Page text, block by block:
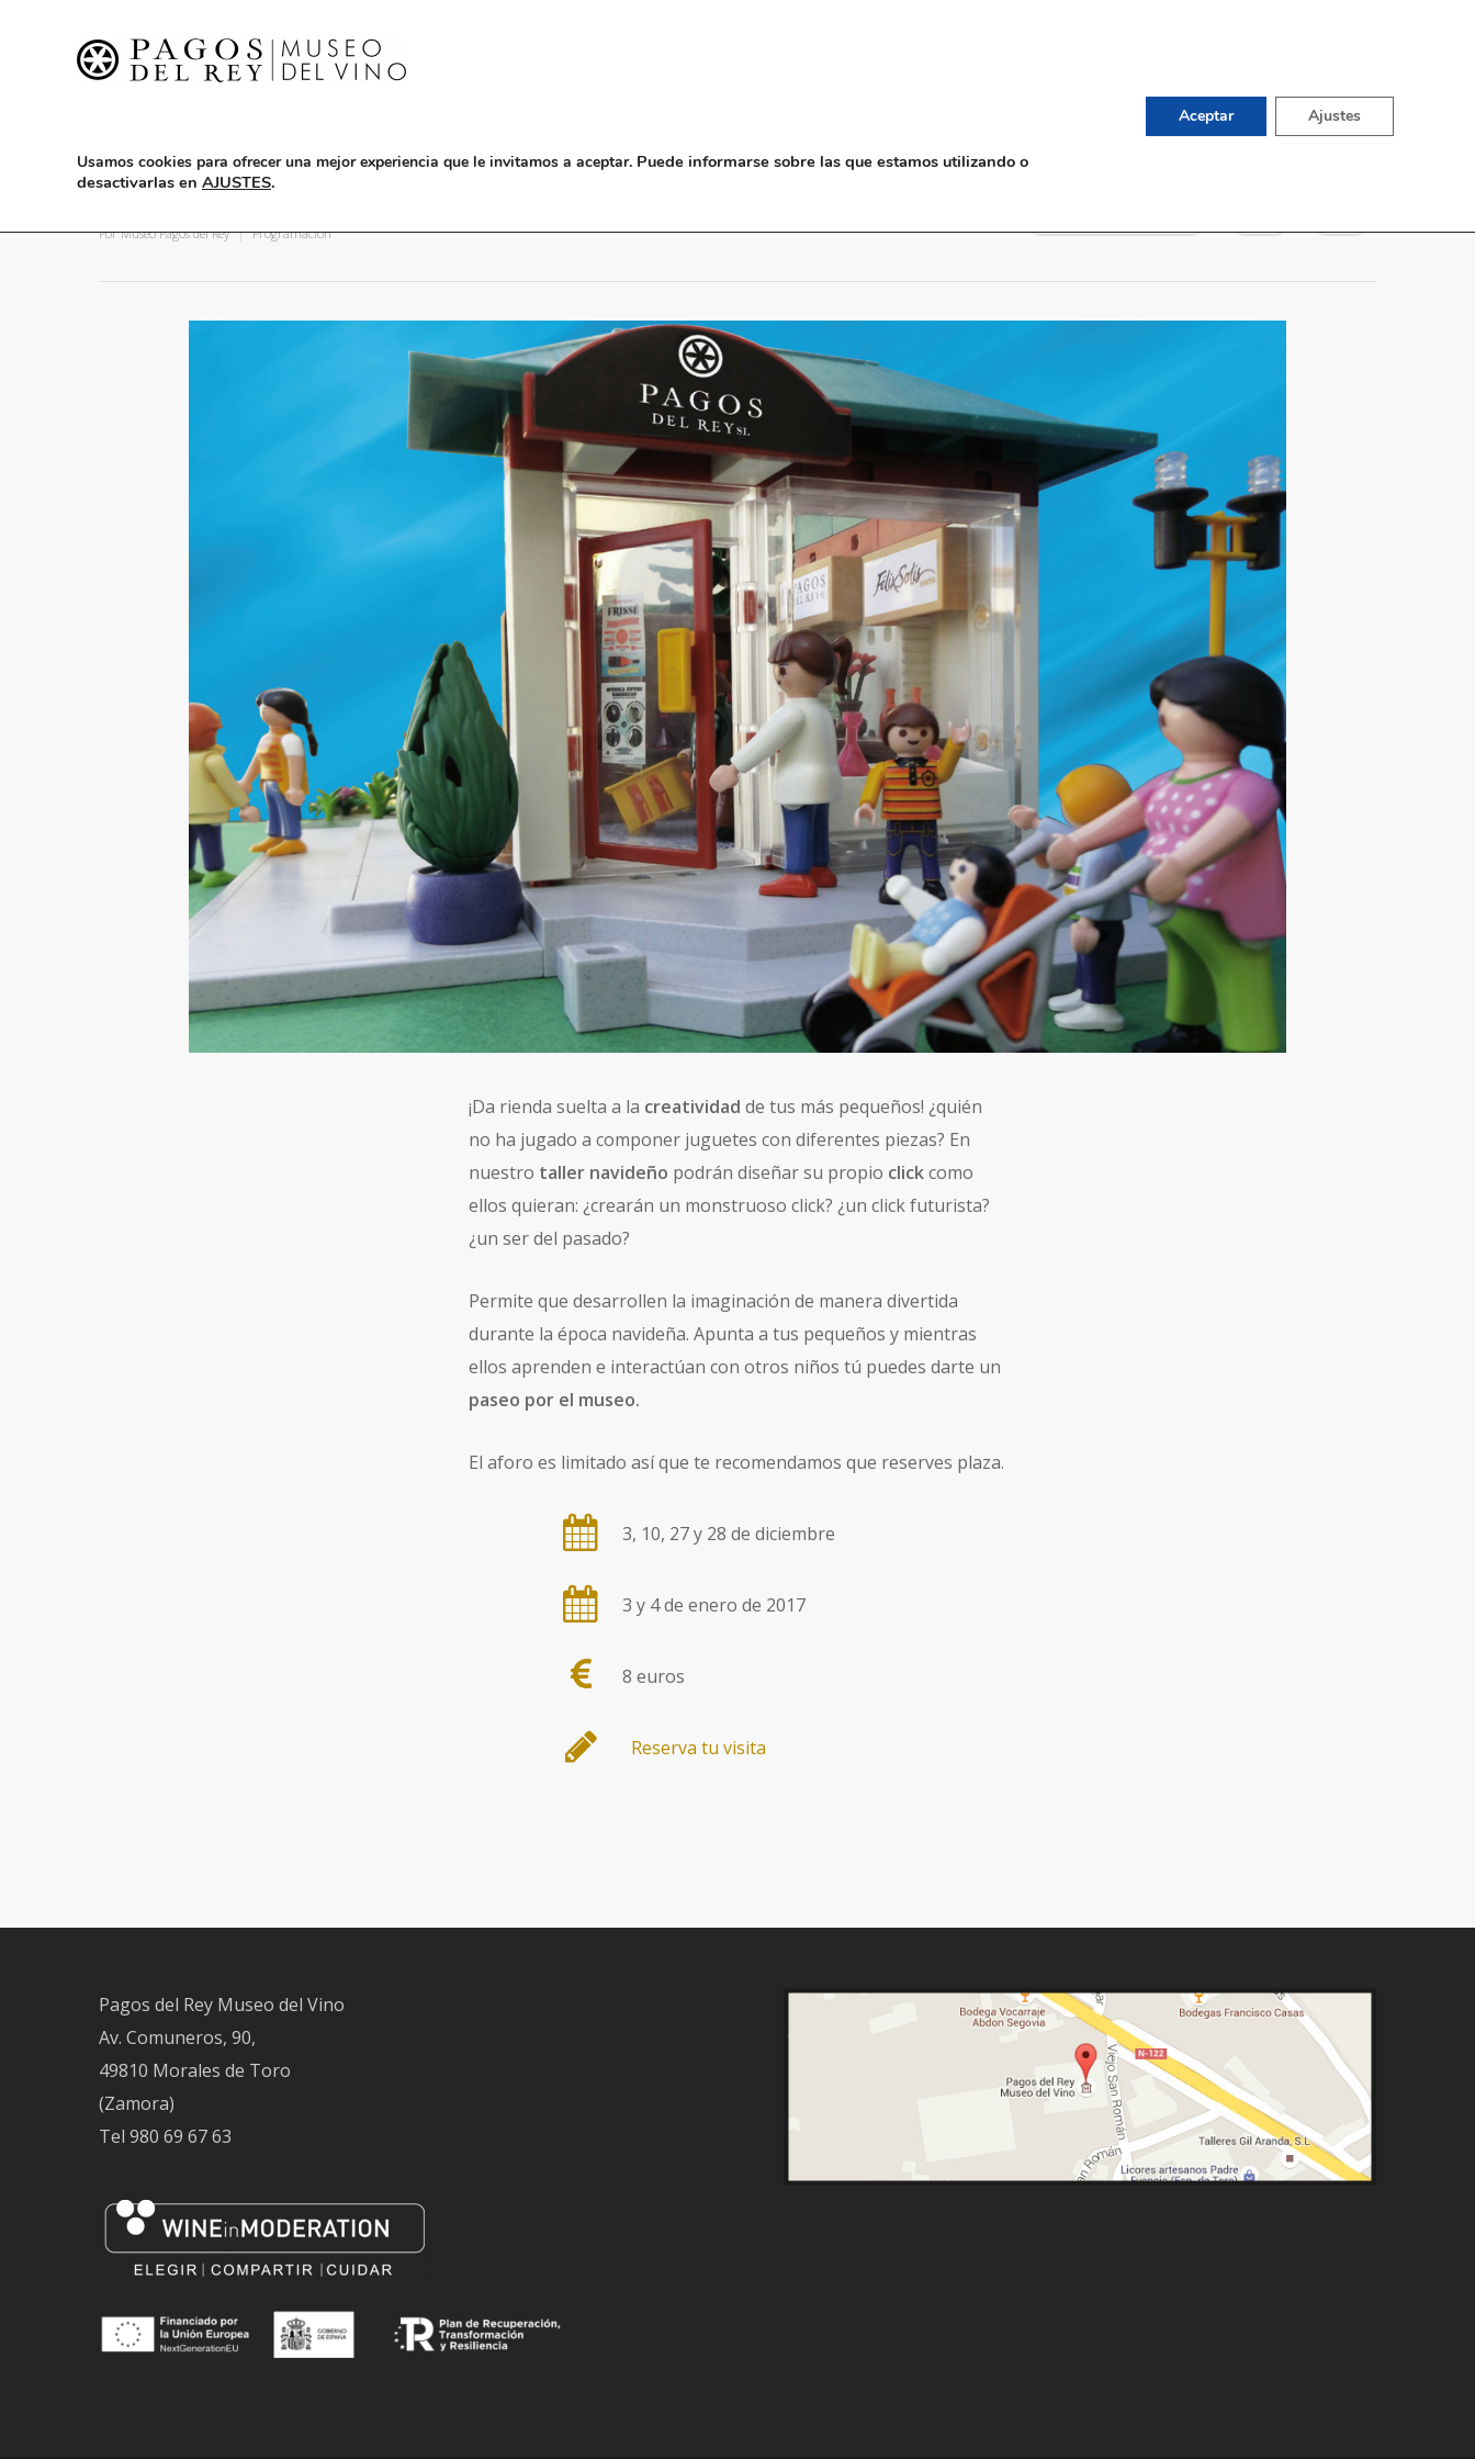
TIENDA DE VINOS
Color click, diseña tu propio Click
PorMuseo Pagos del Rey Programación
¡Da rienda suelta a la creatividad de tus más pequeños! ¿quién
no ha jugado a componer juguetes con diferentes piezas? En
nuestro taller navideño podrán diseñar su propio clickcomo
ellos quieran: ¿crearán un monstruoso click? ¿un click futurista?
¿un ser del pasado?
Permite que desarrollen la imaginación de manera divertida
durante la época navideña. Apunta a tus pequeños y mientras
ellos aprenden e interactúan con otros niños tú puedes darte un
paseo por el museo.
El aforo es limitado así que te recomendamos que reserves plaza.
3, 10, 27 y 28 de diciembre
3 y 4 de enero de 2017
8 euros
Reserva tu visita
Pagos del Rey Museo del Vino
Av. Comuneros, 90,
49810 Morales de Toro
(Zamora)
Tel 980 69 67 63
Usamos cookies para ofrecer una mejor experiencia que le invitamos a aceptar. Puede informarse sobre las que estamos utilizando o
desactivarlas en AJUSTES.
Aceptar Ajustes